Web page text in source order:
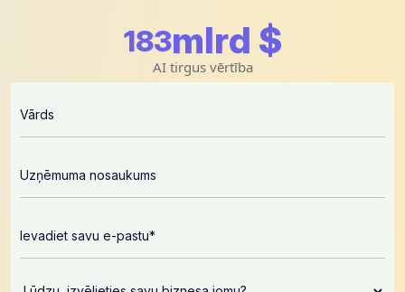
196mlrd $
AI tirgus vērtība